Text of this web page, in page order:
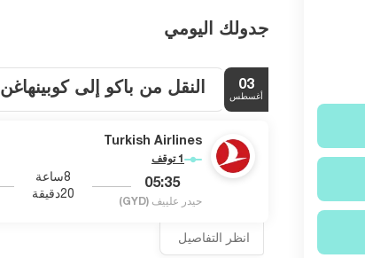
جدولك اليومي
03
أغسطس النقل من باكو إلى كوبينهاغن
Turkish Airlines
1 توقف
05:35
حيدر علييف (GYD)
8ساعة
20دقيقة
انظر التفاصيل